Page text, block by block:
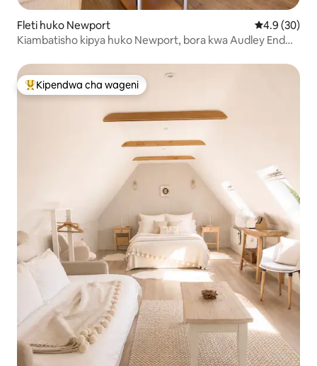
Fleti huko Newport Ukadiriaji
4.9 (30)
Kiambatisho kipya huko Newport, bora kwa Audley End
Kipendwa maarufu cha wageni
Kipendwa cha wageni